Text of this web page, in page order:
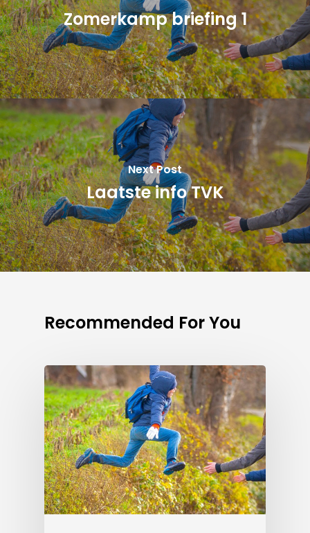
Zomerkamp briefing 1
Next Post
Laatste info TVK
Recommended For You